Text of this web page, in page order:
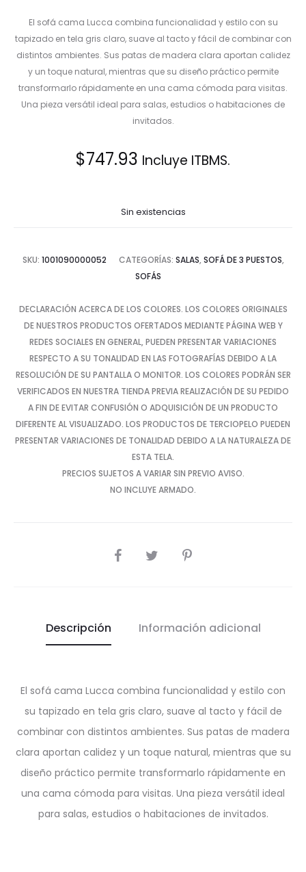
El sofá cama Lucca combina funcionalidad y estilo con su
tapizado en tela gris claro, suave al tacto y fácil de combinar con
distintos ambientes. Sus patas de madera clara aportan calidez
y un toque natural, mientras que su diseño práctico permite
transformarlo rápidamente en una cama cómoda para visitas.
Una pieza versátil ideal para salas, estudios o habitaciones de
invitados.
$747.93 Incluye ITBMS.
Sin existencias
SKU: 1001090000052 CATEGORÍAS: SALAS, SOFÁ DE 3 PUESTOS,
SOFÁS
DECLARACIÓN ACERCA DE LOS COLORES. LOS COLORES ORIGINALES
DE NUESTROS PRODUCTOS OFERTADOS MEDIANTE PÁGINA WEB Y
REDES SOCIALES EN GENERAL, PUEDEN PRESENTAR VARIACIONES
RESPECTO A SU TONALIDAD EN LAS FOTOGRAFÍAS DEBIDO A LA
RESOLUCIÓN DE SU PANTALLA O MONITOR. LOS COLORES PODRÁN SER
VERIFICADOS EN NUESTRA TIENDA PREVIA REALIZACIÓN DE SU PEDIDO
A FIN DE EVITAR CONFUSIÓN O ADQUISICIÓN DE UN PRODUCTO
DIFERENTE AL VISUALIZADO. LOS PRODUCTOS DE TERCIOPELO PUEDEN
PRESENTAR VARIACIONES DE TONALIDAD DEBIDO A LA NATURALEZA DE
ESTA TELA.
PRECIOS SUJETOS A VARIAR SIN PREVIO AVISO.
NO INCLUYE ARMADO.
SHARE
Descripción Información adicional
El sofá cama Lucca combina funcionalidad y estilo con
su tapizado en tela gris claro, suave al tacto y fácil de
combinar con distintos ambientes. Sus patas de madera
clara aportan calidez y un toque natural, mientras que su
diseño práctico permite transformarlo rápidamente en
una cama cómoda para visitas. Una pieza versátil ideal
para salas, estudios o habitaciones de invitados.